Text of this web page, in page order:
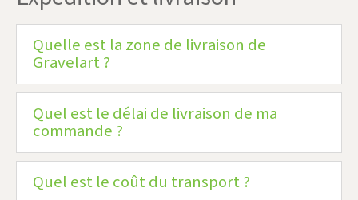
Quelle est la zone de livraison de
Gravelart ?
Quel est le délai de livraison de ma
commande ?
Quel est le coût du transport ?